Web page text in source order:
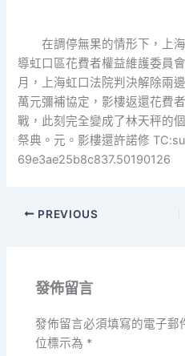
在調停無果的情形下，上海
導虹口區花費者權益維護委員
月，上海虹口法院判決解除兩
萬元彌補協定，影樓返還花費
戰，此刻完全變成了林天秤的
祭典。元。影樓還許諾修
69e3ae25b8c837.50190126
PREVIOUS
發佈留言
發佈留言必須填寫的電子郵
位標示為 *